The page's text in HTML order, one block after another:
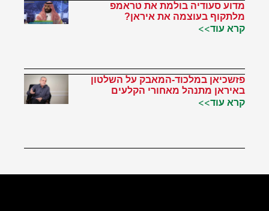
מדוע סעודיה בולמת את טראמפ
מלתקוף בעוצמה את איראן?
קרא עוד>>
פזשכיאן במלכוד-המאבק על השלטון
באיראן מתנהל מאחורי הקלעים
קרא עוד>>